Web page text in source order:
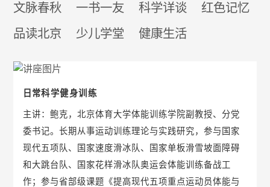
文脉春秋 一书一友 科学详谈
红色记忆
品读北京
少儿学堂 健康生活
日常科学健身训练
主讲：鲍克，北京体育大学体能训练学院副教授、分党
委书记。长期从事运动训练理论与实践研究，参与国家
现代五项队、国家速度滑冰队、国家单板滑雪坡面障碍
和大跳台队、国家花样滑冰队奥运会体能训练备战工
作；参与省部级课题《提高现代五项重点运动员体能与